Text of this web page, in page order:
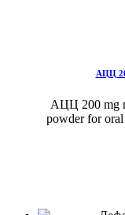
АЦЦ
АЦЦ 200 mg
powder for